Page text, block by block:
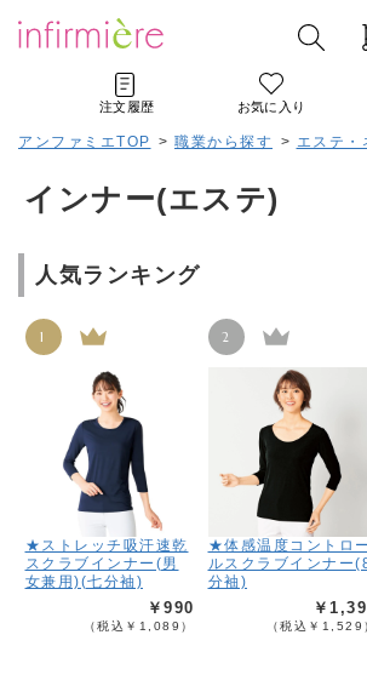
注文履歴 お気に入り
アンファミエTOP > 職業から探す > エステ・
インナー(エステ)
人気ランキング
1
★ストレッチ吸汗速乾
スクラブインナー(男
女兼用)(七分袖)
￥990
（税込￥1,089）
2
★体感温度コントロー
ルスクラブインナー
分袖)
￥
（税込￥1,529